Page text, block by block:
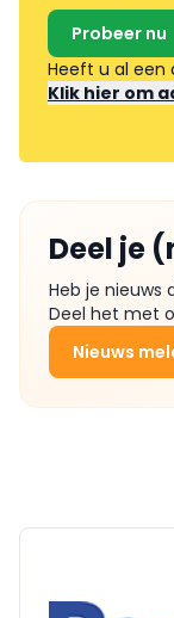
Probeer nu
Heeft u al een
Klik hier om
Deel je
Heb je nieuws
Deel het met
Nieuws